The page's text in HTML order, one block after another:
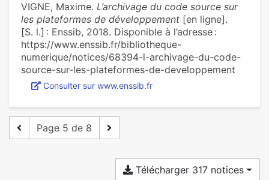
VIGNE, Maxime. L’archivage du code source sur
les plateformes de développement [en ligne].
[S. l.] : Enssib, 2018. Disponible à l’adresse :
https://www.enssib.fr/bibliotheque-
numerique/notices/68394-l-archivage-du-code-
source-sur-les-plateformes-de-developpement
Consulter sur www.enssib.fr
Page 5 de 8
Télécharger 317 notices